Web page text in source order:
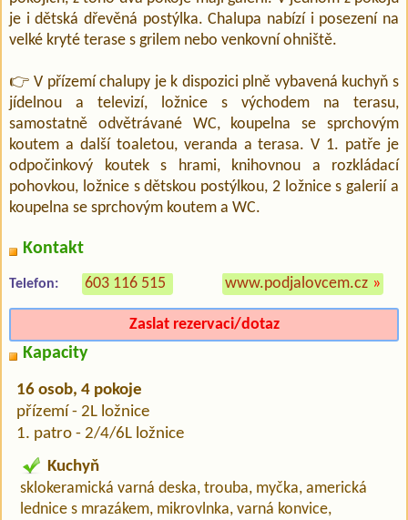
je i dětská dřevěná postýlka. Chalupa nabízí i posezení na
velké kryté terase s grilem nebo venkovní ohniště.
👉 V přízemí chalupy je k dispozici plně vybavená kuchyň s
jídelnou a televizí, ložnice s východem na terasu,
samostatně odvětrávané WC, koupelna se sprchovým
koutem a další toaletou, veranda a terasa. V 1. patře je
odpočinkový koutek s hrami, knihovnou a rozkládací
pohovkou, ložnice s dětskou postýlkou, 2 ložnice s galerií a
koupelna se sprchovým koutem a WC.
Kontakt
Telefon: 603 116 515 www.podjalovcem.cz »
Zaslat rezervaci/dotaz
Kapacity
16 osob, 4 pokoje
přízemí - 2L ložnice
1. patro - 2/4/6L ložnice
Kuchyň
sklokeramická varná deska, trouba, myčka, americká
lednice s mrazákem, mikrovlnka, varná konvice,